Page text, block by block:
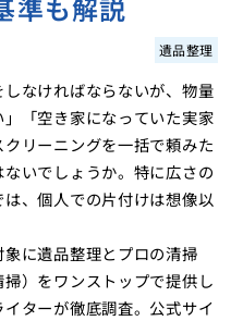
準も解説
遺品整理
なければならないが、物量
「空き家になっていた実家
リーニングを一括で頼みた
いでしょうか。特に広さの
、個人での片付けは想像以
に遺品整理とプロの清掃
掃）をワンストップで提供し
ターが徹底調査。公式サイ